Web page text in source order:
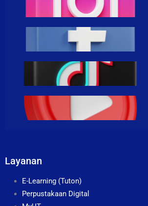
Layanan
E-Learning (Tuton)
Perpustakaan Digital